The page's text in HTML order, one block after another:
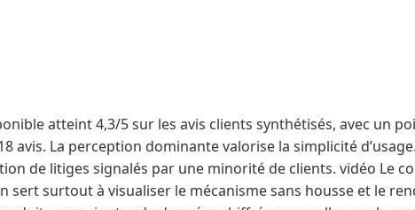
atteint 4,3/5 sur les avis clients synthétisés, avec un
avis. La perception dominante valorise la simplicité
de litiges signalés par une minorité de clients. vidéo Le
sert surtout à visualiser le mécanisme sans housse et le